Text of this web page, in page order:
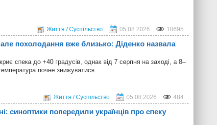
Життя / Суспільство 05.08.2026 10695
похолодання вже близько: Діденко назвала
спека до +40 градусів, однак від 7 серпня на заході, а 8–
почне знижуватися.
Життя / Суспільство 05.08.2026 484
синоптики попередили українців про спеку